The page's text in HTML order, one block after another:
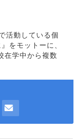
活動している個
をモットーに、
在学中から複数